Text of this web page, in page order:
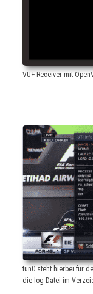
VU+ Receiver mit
tun0 steht hierbei für
die log-Datei im